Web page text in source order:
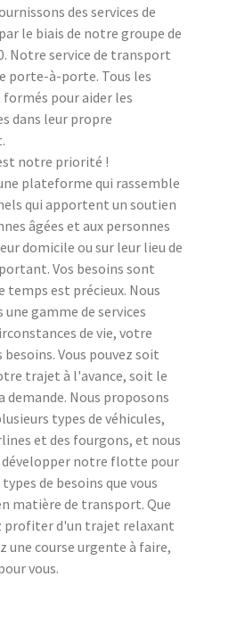
des services de
le biais de notre groupe de
Notre service de transport
porte-à-porte. Tous les
pour aider les
dans leur propre
notre priorité !
plateforme qui rassemble
qui apportent un soutien
âgées et aux personnes
domicile ou sur leur lieu de
Vos besoins sont
temps est précieux. Nous
gamme de services
de vie, votre
Vous pouvez soit
trajet à l'avance, soit le
demande. Nous proposons
types de véhicules,
et des fourgons, et nous
notre flotte pour
de besoins que vous
matière de transport. Que
profiter d'un trajet relaxant
une course urgente à faire,
vous.